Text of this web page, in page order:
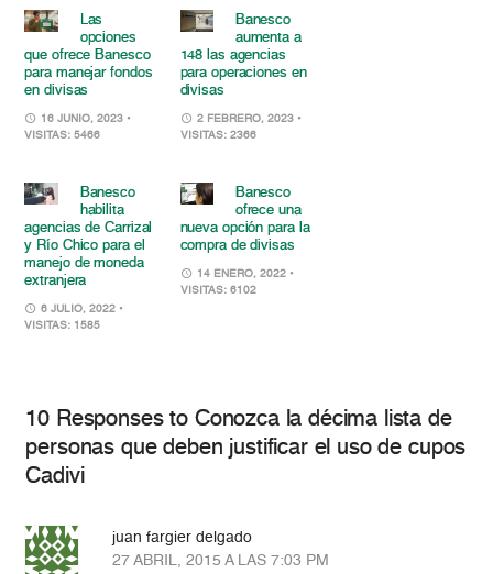
Las
opciones
que ofrece Banesco
para manejar fondos
en divisas
16 JUNIO, 2023 •
VISITAS: 5466
Banesco
aumenta a
148 las agencias
para operaciones en
divisas
2 FEBRERO, 2023 •
VISITAS: 2366
Banesco
habilita
agencias de Carrizal
y Río Chico para el
manejo de moneda
extranjera
6 JULIO, 2022 •
VISITAS: 1585
Banesco
ofrece una
nueva opción para la
compra de divisas
14 ENERO, 2022 •
VISITAS: 6102
10 Responses to Conozca la décima lista de
personas que deben justificar el uso de cupos
Cadivi
juan fargier delgado
27 ABRIL, 2015 A LAS 7:03 PM